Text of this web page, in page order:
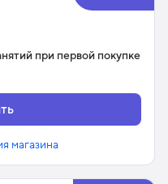
при первой покупке
магазина